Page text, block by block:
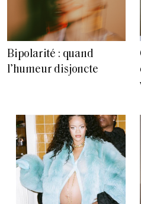
Bipolarité : quand
l’humeur disjoncte